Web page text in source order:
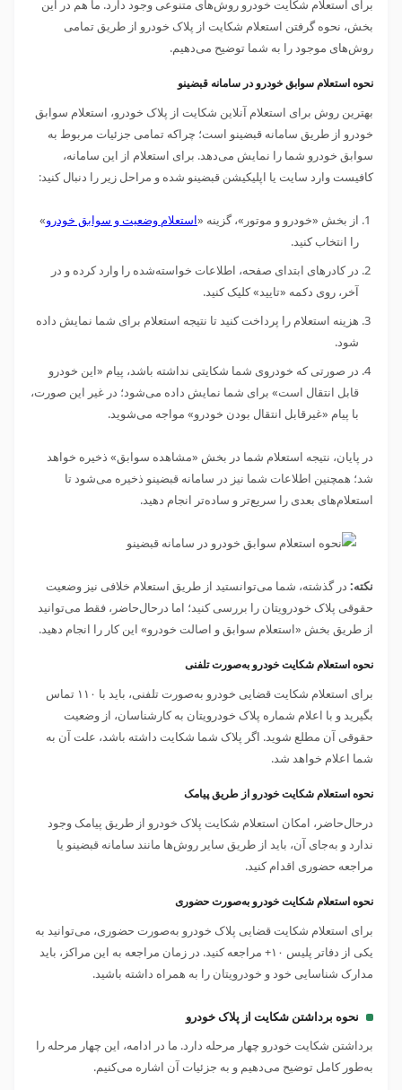
برای استعلام شکایت خودرو روش‌های متنوعی وجود دارد. ما هم در این
بخش، نحوه گرفتن استعلام شکایت از پلاک خودرو از طریق تمامی
روش‌های موجود را به شما توضیح می‌دهیم.
نحوه استعلام سوابق خودرو در سامانه قبضینو
بهترین روش برای استعلام آنلاین شکایت از پلاک خودرو، استعلام سوابق
خودرو از طریق سامانه قبضینو است؛ چراکه تمامی جزئیات مربوط به
سوابق خودرو شما را نمایش می‌دهد. برای استعلام از این سامانه،‌
کافیست وارد سایت یا اپلیکیشن قبضینو شده و مراحل زیر را دنبال کنید:
از بخش «خودرو و موتور»، گزینه‌ «استعلام وضعیت و سوابق خودرو»
را انتخاب کنید.
در کادرهای ابتدای صفحه، اطلاعات خواسته‌شده را وارد کرده و در
آخر، روی دکمه «تایید» کلیک کنید.
هزینه استعلام را پرداخت کنید تا نتیجه استعلام برای شما نمایش داده
شود.
در صورتی که خودروی شما شکایتی نداشته باشد، پیام «این خودرو
قابل انتقال است» برای شما نمایش داده می‌شود؛ در غیر این صورت،
با پیام «غیرقابل انتقال بودن خودرو» مواجه می‌شوید.
در پایان، نتیجه استعلام شما در بخش «مشاهده سوابق» ذخیره خواهد
شد؛ همچنین اطلاعات شما نیز در سامانه قبضینو ذخیره می‌شود تا
استعلام‌های بعدی را سریع‌تر و ساده‌تر انجام دهید.
نکته: در گذشته، شما می‌توانستید از طریق استعلام خلافی نیز وضعیت
حقوقی پلاک خودرویتان را بررسی کنید؛ اما در‌حال‌حاضر، فقط می‌توانید
از طریق بخش «استعلام سوابق و اصالت خودرو» این کار را انجام دهید.
نحوه استعلام شکایت خودرو به‌صورت تلفنی
برای استعلام شکایت قضایی خودرو به‌صورت تلفنی، باید با ۱۱۰ تماس
بگیرید و با اعلام شماره پلاک خودرویتان به کارشناسان، از وضعیت
حقوقی آن مطلع شوید. اگر پلاک شما شکایت داشته باشد، علت آن به
شما اعلام خواهد شد.
نحوه استعلام شکایت خودرو از طریق پیامک
در‌حال‌حاضر، امکان استعلام شکایت پلاک خودرو از طریق پیامک وجود
ندارد و به‌جای آن، باید از طریق سایر روش‌ها مانند سامانه قبضینو یا
مراجعه حضوری اقدام کنید.
نحوه استعلام شکایت خودرو به‌صورت حضوری
برای استعلام شکایت قضایی پلاک خودرو به‌صورت حضوری، می‌توانید به
یکی از دفاتر پلیس ۱۰+ مراجعه کنید. در زمان مراجعه به این مراکز، باید
مدارک شناسایی خود و خودرویتان را به همراه داشته باشید.
نحوه برداشتن شکایت از پلاک خودرو
برداشتن شکایت خودرو چهار مرحله دارد. ما در ادامه، این چهار مرحله را
به‌طور کامل توضیح می‌دهیم و به جزئیات آن اشاره می‌کنیم.